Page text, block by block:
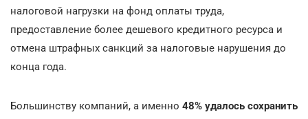
налоговой нагрузки на фонд оплаты труда,
предоставление более дешевого кредитного ресурса и
отмена штрафных санкций за налоговые нарушения до
конца года.
Большинству компаний, а именно 48% удалось сохранить